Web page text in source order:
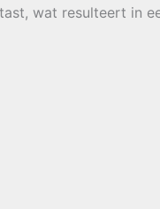
wat resulteert in